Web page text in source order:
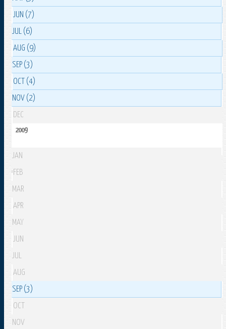
JUN (7)
JUL (6)
AUG (9)
SEP (3)
OCT (4)
NOV (2)
DEC
2009
JAN
FEB
MAR
APR
MAY
JUN
JUL
AUG
SEP (3)
OCT
NOV